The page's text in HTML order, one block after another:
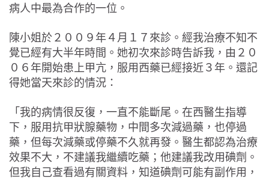
病人中最為合作的一位。
陳小姐於２００９年４月１７來診。經我治療不知不
覺已經有大半年時間。她初次來診時告訴我，由２０
０６年開始患上甲亢，服用西藥已經接近３年。還記
得她當天來診的情況：
「我的病情很反復，一直不能斷尾。在西醫生指導
下，服用抗甲狀腺藥物，中間多次減過藥，也停過
藥，但每次減藥或停藥不久就再發。醫生都認為治療
效果不大，不建議我繼續吃藥；他建議我改用碘劑。
但我自己查看過有關資料，知道碘劑可能有副作用，